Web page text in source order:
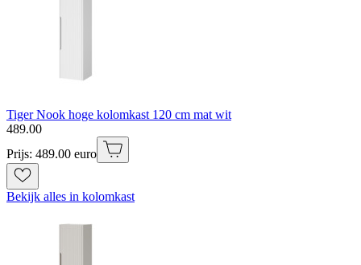
Tiger Nook hoge kolomkast 120 cm mat wit
489.00
Prijs: 489.00 euro
Bekijk alles in kolomkast